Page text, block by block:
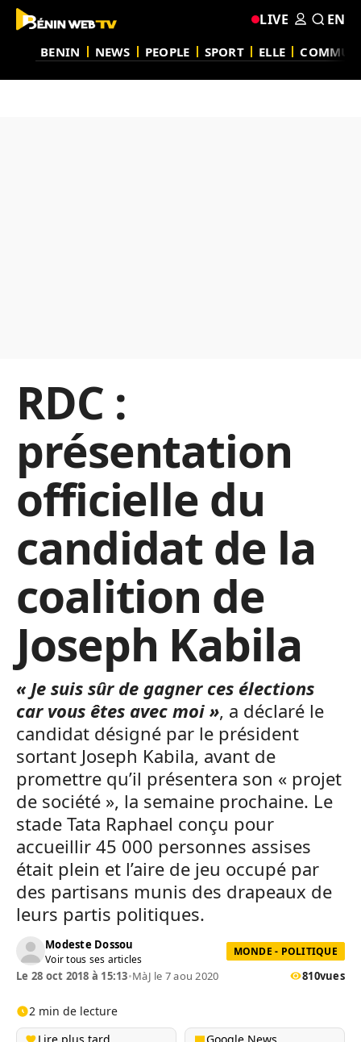
BENIN NEWS PEOPLE SPORT ELLE
LIVE EN
RDC :
présentation
officielle du
candidat de la
coalition de
Joseph Kabila
« Je suis sûr de gagner ces élections
car vous êtes avec moi », a déclaré le
candidat désigné par le président
sortant Joseph Kabila, avant de
promettre qu’il présentera son « projet
de société », la semaine prochaine. Le
stade Tata Raphael conçu pour
accueillir 45 000 personnes assises
était plein et l’aire de jeu occupé par
des partisans munis des drapeaux de
leurs partis politiques.
Modeste Dossou
Voir tous ses articles
MONDE - POLITIQUE
Le 28 oct 2018 à 15:13•MàJ le 7 aou 2020 810vues
2 min de lecture